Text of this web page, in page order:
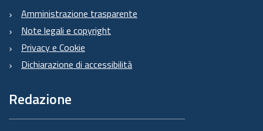
Amministrazione trasparente
Note legali e copyright
Privacy e Cookie
Dichiarazione di accessibilità
Redazione